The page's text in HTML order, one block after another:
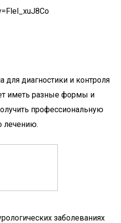
для диагностики и контроля
иметь разные формы и
профессиональную
лечению.
заболеваниях